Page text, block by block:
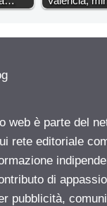
web è parte del
rete editoriale
di
pubblicità,